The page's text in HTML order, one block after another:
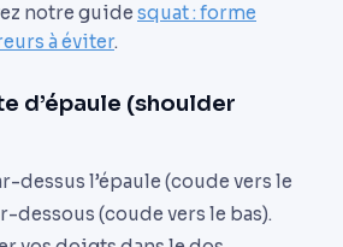
notre guide squat : forme
à éviter.
d’épaule (shoulder
dessus l’épaule (coude vers le
dessous (coude vers le bas).